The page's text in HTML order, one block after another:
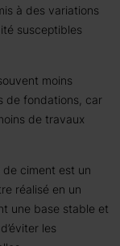
à des variations
susceptibles
moins
de fondations, car
de travaux
de ciment est un
réalisé en un
une base stable et
les